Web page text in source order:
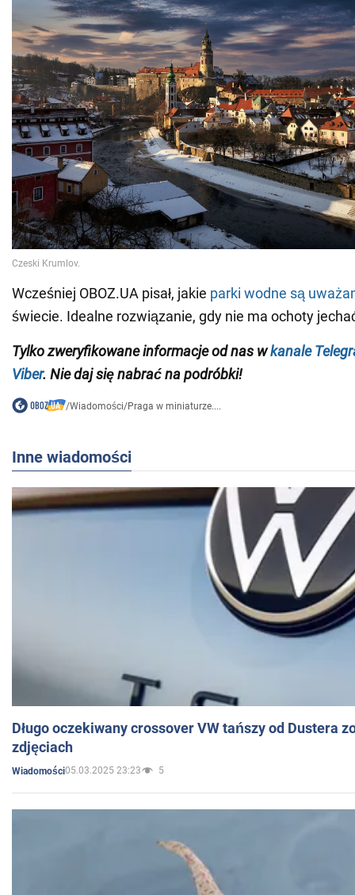
Wcześniej OBOZ.UA pisał, jakie parki wodne są
świecie. Idealne rozwiązanie, gdy nie ma ochoty
Tylko zweryfikowane informacje od nas wkanale
Viber. Nie daj się nabrać na podróbki!
/Wiadomości/Praga w miniaturze....
Inne wiadomości
Długo oczekiwany crossover VW tańszy od Dustera
zdjęciach
Wiadomości05.03.2025 23:23 5